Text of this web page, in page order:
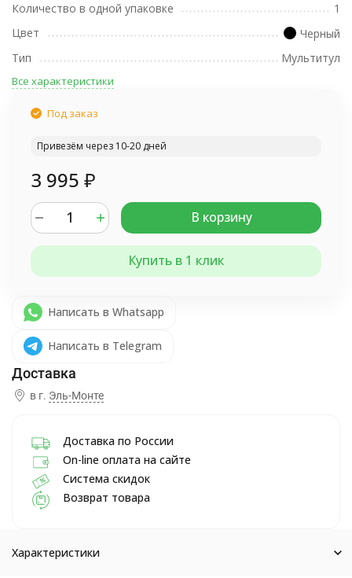
Количество в одной упаковке
1
Цвет
Черный
Тип
Мультитул
Все характеристики
Под заказ
Привезём через 10-20 дней
3 995 ₽
В корзину
Купить в 1 клик
Написать в Whatsapp
Написать в Telegram
в г. Эль-Монте
Доставка по России
On-line оплата на сайте
Система скидок
Возврат товара
Характеристики